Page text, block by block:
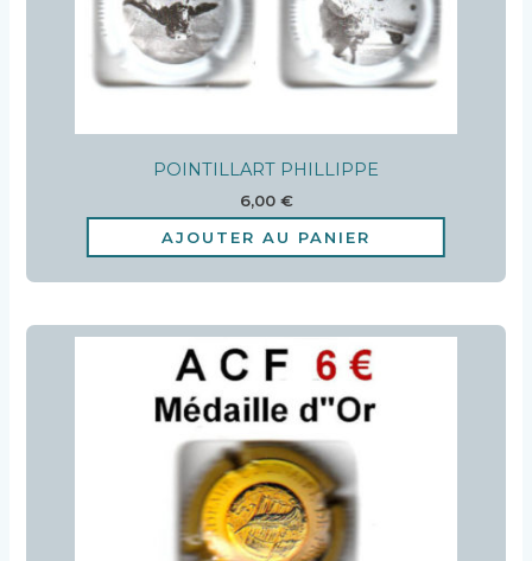
POINTILLART PHILLIPPE
6,00 €
AJOUTER AU PANIER